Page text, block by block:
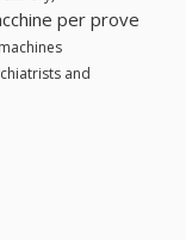
per prove
and